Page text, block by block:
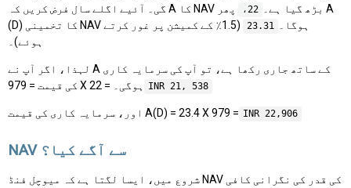
گی۔ آئیے اگلے سال فرض کریں کہ A کا NAV بڑھ گیا ہے۔ 22،
پھر A
(D) کا تخمینی NAV ہوگا۔ 23.31
(1.5٪ کے کمیشن پر غور کرتے
ہوئے)۔
لہذا، اگر آپ نے A کے ساتھ جاری رکھا ہے، تو آپ کی سرمایہ کاری
کی قیمت = 979 X 22 = ہوگی۔
INR 21, 538
اور، سرمایہ کاری کی قیمت A(D) = 23.4 X 979 = INR 22,906
NAV سے آگے کیا؟
شروع میں، ایسا لگتا ہے کہ میوچل فنڈ NAV کی قدر کی نگرانی کافی